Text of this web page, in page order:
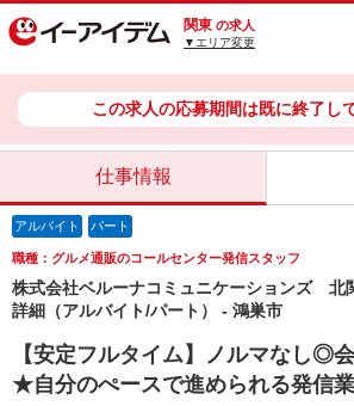
関東 の求人
▼エリア変更
この求人の応募期間は既に終了し
仕事情報
アルバイト パート
職種：グルメ通販のコールセンター発信スタッフ
株式会社ベルーナコミュニケーションズ 北
詳細（アルバイト/パート） - 鴻巣市
【安定フルタイム】ノルマなし◎
★自分のぺースで進められる発信業